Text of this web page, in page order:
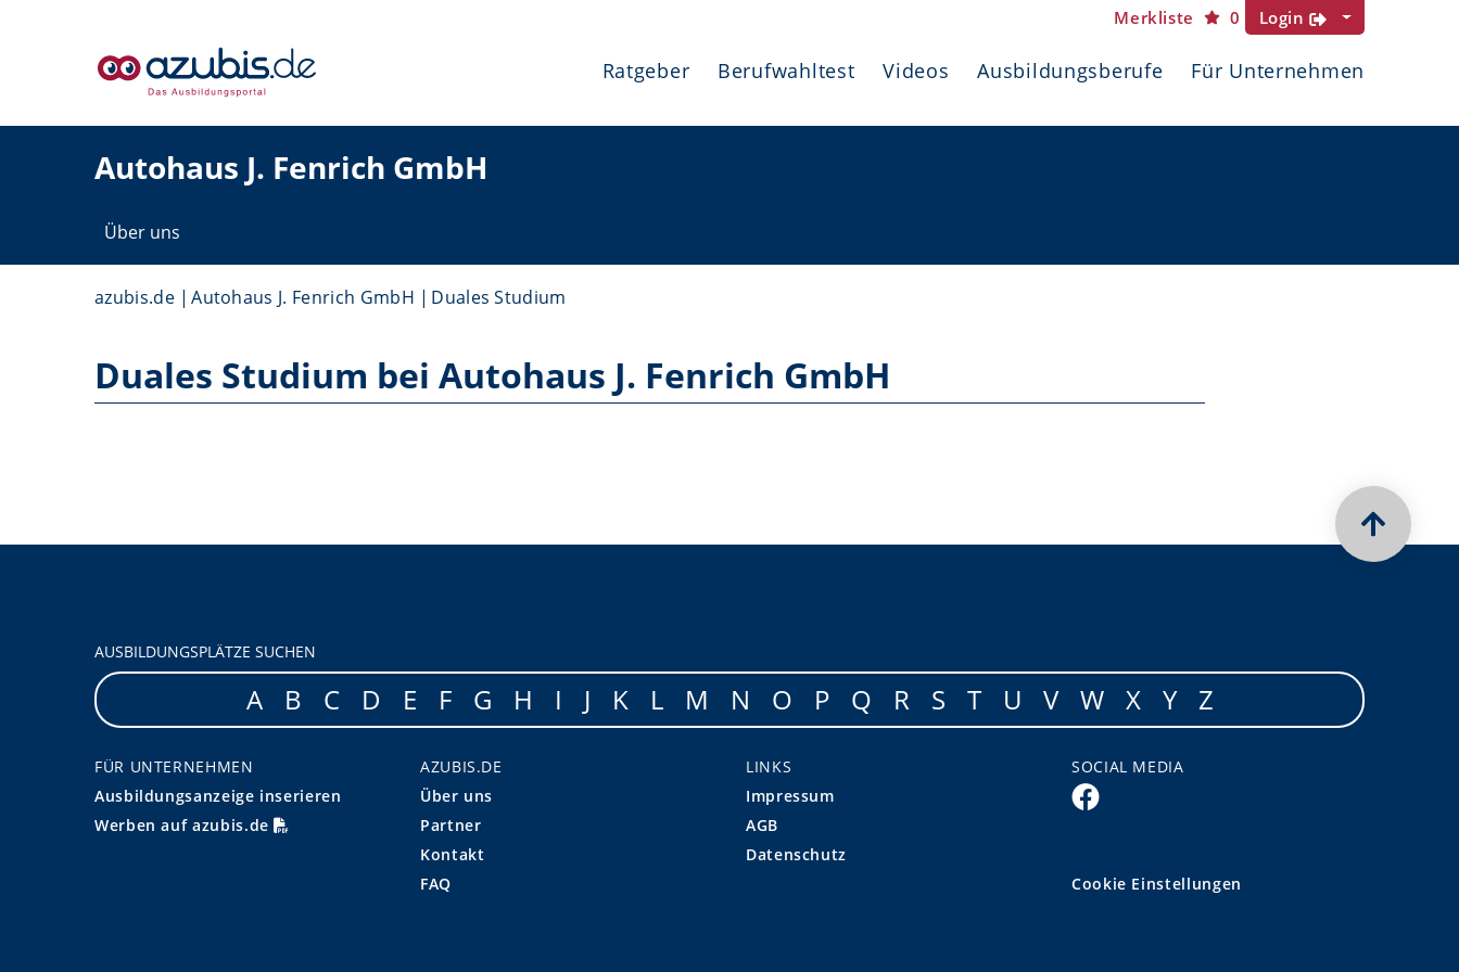
Merkliste 0 Login
Ratgeber Berufwahltest Videos Ausbildungsberufe Für Unternehmen
Autohaus J. Fenrich GmbH
Über uns
azubis.de Autohaus J. Fenrich GmbH Duales Studium
Duales Studium bei Autohaus J. Fenrich GmbH
AUSBILDUNGSPLÄTZE SUCHEN
A B C D E F G H I J K L M N O P Q R S T U V W X Y Z
FÜR UNTERNEHMEN
Ausbildungsanzeige inserieren
Werben auf azubis.de
AZUBIS.DE
Über uns
Partner
Kontakt
FAQ
LINKS
Impressum
AGB
Datenschutz
SOCIAL MEDIA
Cookie Einstellungen